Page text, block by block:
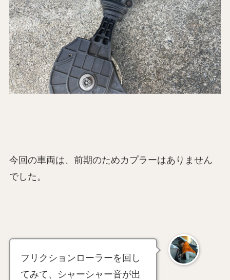
今回の車両は、前期のためカプラーはありません
でした。
フリクションローラーを回し
てみて、シャーシャー音が出